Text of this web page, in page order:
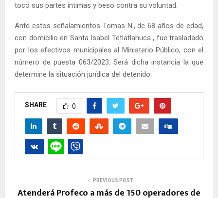
tocó sus partes íntimas y beso contra su voluntad:
Ante estos señalamientos Tomas N., de 68 años de edad,
con domicilio en Santa Isabel Tetlatlahuca , fue trasladado
por los efectivos municipales al Ministerio Público, con el
número de puesta 063/2023. Será dicha instancia la que
determine la situación jurídica del detenido.
SHARE 0
PREVIOUS POST
Atenderá Profeco a más de 150 operadores de